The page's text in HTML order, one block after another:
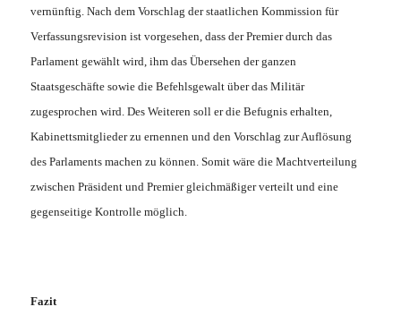
vernünftig. Nach dem Vorschlag der staatlichen Kommission für
Verfassungsrevision ist vorgesehen, dass der Premier durch das
Parlament gewählt wird, ihm das Übersehen der ganzen
Staatsgeschäfte sowie die Befehlsgewalt über das Militär
zugesprochen wird. Des Weiteren soll er die Befugnis erhalten,
Kabinettsmitglieder zu ernennen und den Vorschlag zur Auflösung
des Parlaments machen zu können. Somit wäre die Machtverteilung
zwischen Präsident und Premier gleichmäßiger verteilt und eine
gegenseitige Kontrolle möglich.
Fazit